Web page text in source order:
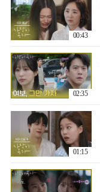
00:43
02:35
01:15